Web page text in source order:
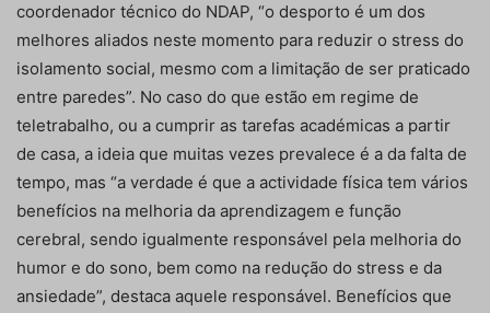
coordenador técnico do NDAP, “o desporto é um dos
melhores aliados neste momento para reduzir o stress do
isolamento social, mesmo com a limitação de ser praticado
entre paredes”. No caso do que estão em regime de
teletrabalho, ou a cumprir as tarefas académicas a partir
de casa, a ideia que muitas vezes prevalece é a da falta de
tempo, mas “a verdade é que a actividade física tem vários
benefícios na melhoria da aprendizagem e função
cerebral, sendo igualmente responsável pela melhoria do
humor e do sono, bem como na redução do stress e da
ansiedade”, destaca aquele responsável. Benefícios que